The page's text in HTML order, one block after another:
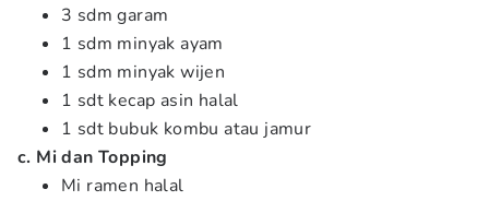
3 sdm garam
1 sdm minyak ayam
1 sdm minyak wijen
1 sdt kecap asin halal
1 sdt bubuk kombu atau jamur
c. Mi dan Topping
Mi ramen halal